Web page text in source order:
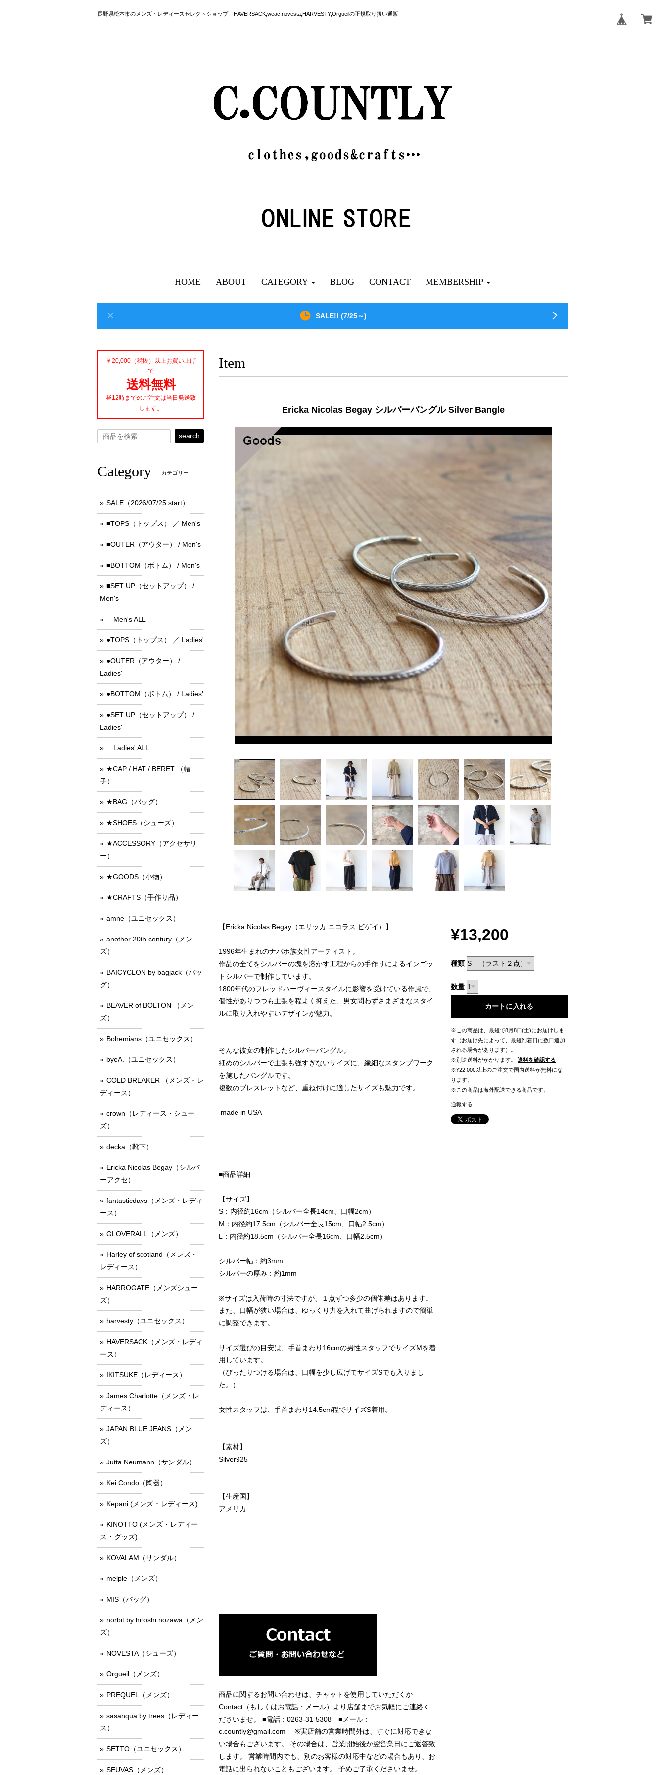
長野県松本市のメンズ・レディースセレクトショップ HAVERSACK,weac,novesta,HARVESTY,Orgueilの正規取り扱い通販
HOME ABOUT CATEGORY BLOG CONTACT MEMBERSHIP
SALE!! (7/25～)
Item
Ericka Nicolas Begay シルバーバングル Silver Bangle
【Ericka Nicolas Begay（エリッカ ニコラス ビゲイ）】
1996年生まれのナバホ族女性アーティスト。
作品の全てをシルバーの塊を溶かす工程からの手作りによるインゴッ
トシルバーで制作しています。
1800年代のフレッドハーヴィースタイルに影響を受けている作風で、
個性がありつつも主張を程よく抑えた、男女問わずさまざまなスタイ
ルに取り入れやすいデザインが魅力。
そんな彼女の制作したシルバーバングル。
細めのシルバーで主張も強すぎないサイズに、繊細なスタンプワーク
を施したバングルです。
複数のブレスレットなど、重ね付けに適したサイズも魅力です。
made in USA
■商品詳細
【サイズ】
S：内径約16cm（シルバー全長14cm、口幅2cm）
M：内径約17.5cm（シルバー全長15cm、口幅2.5cm）
L：内径約18.5cm（シルバー全長16cm、口幅2.5cm）
シルバー幅：約3mm
シルバーの厚み：約1mm
※サイズは入荷時の寸法ですが、１点ずつ多少の個体差はあります。
また、口幅が狭い場合は、ゆっくり力を入れて曲げられますので簡単
に調整できます。
サイズ選びの目安は、手首まわり16cmの男性スタッフでサイズMを着
用しています。
（ぴったりつける場合は、口幅を少し広げてサイズSでも入りまし
た。）
女性スタッフは、手首まわり14.5cm程でサイズS着用。
【素材】
Silver925
【生産国】
アメリカ
商品に関するお問い合わせは、チャットを使用していただくか
Contact（もしくはお電話・メール）より店舗までお気軽にご連絡く
ださいませ。 ■電話：0263-31-5308 ■メール：
c.countly@gmail.com ※実店舗の営業時間外は、すぐに対応できな
い場合もございます。 その場合は、営業開始後か翌営業日にご返答致
します。 営業時間内でも、別のお客様の対応中などの場合もあり、お
電話に出られないこともございます。 予めご了承くださいませ。
¥13,200
種類
数量
カートに入れる
※この商品は、最短で8月8日(土)にお届けしま
す（お届け先によって、最短到着日に数日追加
される場合があります）。
※別途送料がかかります。
送料を確認する
※¥22,000以上のご注文で国内送料が無料にな
ります。
※この商品は海外配送できる商品です。
通報する
￥20,000（税抜）以上お買い上げ
で
送料無料
昼12時までのご注文は当日発送致
します。
search
Category カテゴリー
SALE（2026/07/25 start）
■TOPS（トップス） ／ Men's
■OUTER（アウター） / Men's
■BOTTOM（ボトム） / Men's
■SET UP（セットアップ） /
Men's
Men's ALL
●TOPS（トップス） ／ Ladies'
●OUTER（アウター） /
Ladies'
●BOTTOM（ボトム） / Ladies'
●SET UP（セットアップ） /
Ladies'
Ladies' ALL
★CAP / HAT / BERET （帽
子）
★BAG（バッグ）
★SHOES（シューズ）
★ACCESSORY（アクセサリ
ー）
★GOODS（小物）
★CRAFTS（手作り品）
amne（ユニセックス）
another 20th century（メン
ズ）
BAICYCLON by bagjack（バッ
グ）
BEAVER of BOLTON （メン
ズ）
Bohemians（ユニセックス）
byeA.（ユニセックス）
COLD BREAKER （メンズ ･ レ
ディース）
crown（レディース・シュー
ズ）
decka（靴下）
Ericka Nicolas Begay（シルバ
ーアクセ）
fantasticdays（メンズ・レディ
ース）
GLOVERALL（メンズ）
Harley of scotland（メンズ・
レディース）
HARROGATE（メンズシュー
ズ）
harvesty（ユニセックス）
HAVERSACK（メンズ・レディ
ース）
IKITSUKE（レディース）
James Charlotte（メンズ・レ
ディース）
JAPAN BLUE JEANS（メン
ズ）
Jutta Neumann（サンダル）
Kei Condo（陶器）
Kepani (メンズ ･ レディース)
KINOTTO (メンズ ･ レディー
ス ･ グッズ)
KOVALAM（サンダル）
melple（メンズ）
MIS（バッグ）
norbit by hiroshi nozawa（メン
ズ）
NOVESTA（シューズ）
Orgueil（メンズ）
PREQUEL（メンズ）
sasanqua by trees（レディー
ス）
SETTO（ユニセックス）
SEUVAS（メンズ）